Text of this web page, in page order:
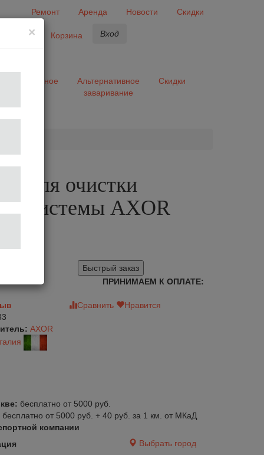
Ремонт Аренда Новости
Скидки
Корзина Вход
Разное
Альтернативное
заваривание
Скидки
для очистки
системы AXOR
Быстрый заказ
ПРИНИМАЕМ К ОПЛАТЕ:
Сравнить
Нравится
AXOR
бесплатно от 5000 руб.
бесплатно от 5000 руб. + 40 руб. за 1 км. от МКаД
компании
Выбрать город
×